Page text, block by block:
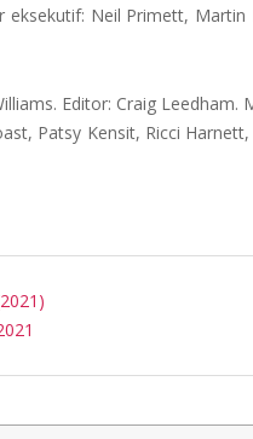
Neil Primett, Martin
Editor: Craig Leedham.
Patsy Kensit, Ricci Harnett,